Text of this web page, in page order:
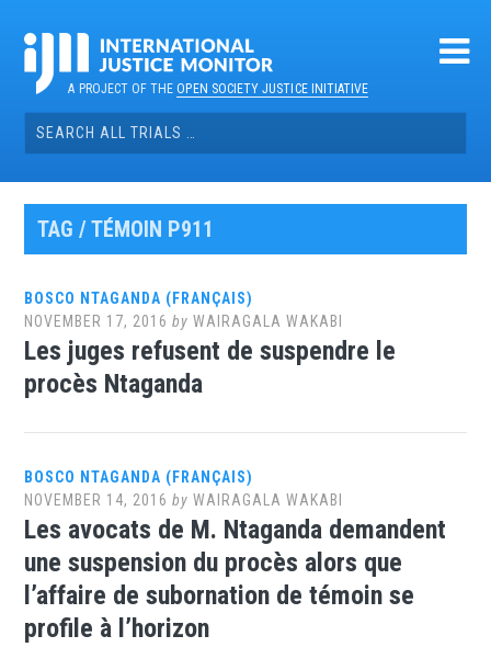
contentA PROJECT OF THEOPEN SOCIETY JUSTICE INITIATIVE
Search
for:
TAG / TÉMOIN P911
BOSCO NTAGANDA (FRANÇAIS)
NOVEMBER 17, 2016 byWAIRAGALA WAKABI
Les juges refusent de suspendre le
procès Ntaganda
BOSCO NTAGANDA (FRANÇAIS)
NOVEMBER 14, 2016 byWAIRAGALA WAKABI
Les avocats de M. Ntaganda demandent
une suspension du procès alors que
l’affaire de subornation de témoin se
profile à l’horizon